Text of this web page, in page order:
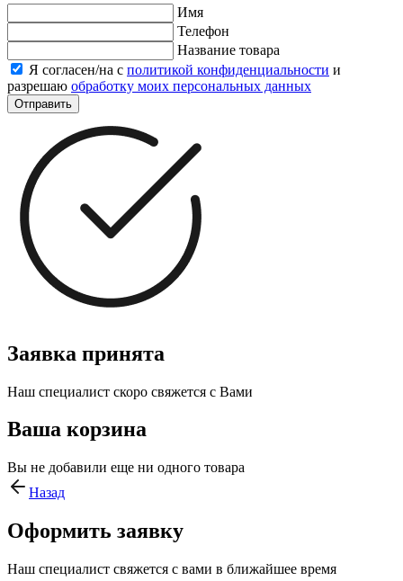
Имя
Телефон
Название товара
Я согласен/на с политикой конфиденциальности и
разрешаю обработку моих персональных данных
Отправить
Заявка принята
Наш специалист скоро свяжется с Вами
Ваша корзина
Вы не добавили еще ни одного товара
Назад
Оформить заявку
Наш специалист свяжется с вами в ближайшее время